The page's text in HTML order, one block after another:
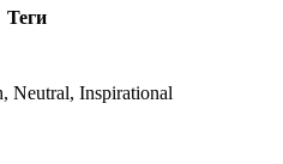
Теги
Neutral, Inspirational